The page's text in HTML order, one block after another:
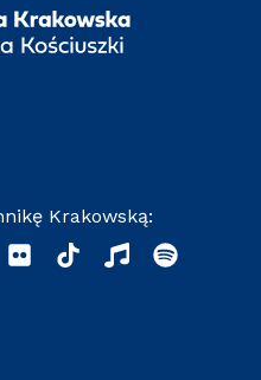
Krakowską: